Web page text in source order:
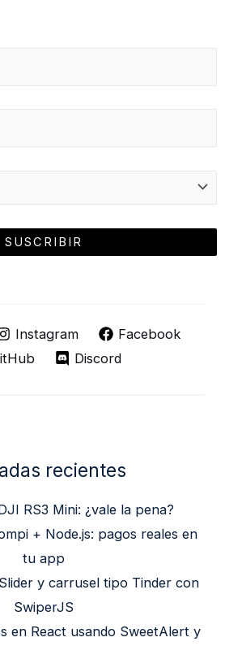
Instagram
Facebook
Discord
recientes
RS3 Mini: ¿vale la pena?
+ Node.js: pagos reales en
tu app
y carrusel tipo Tinder con
SwiperJS
en React usando SweetAlert y